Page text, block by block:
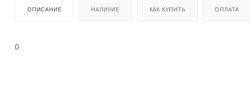
ОПИСАНИЕ НАЛИЧИЕ КАК КУПИТЬ ОПЛАТА
0